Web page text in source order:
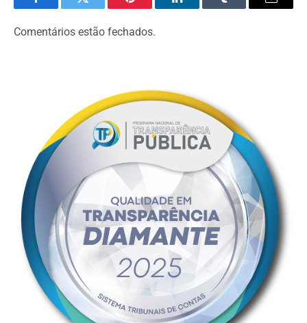
FacebookTwitter Pinterest LinkedInTumblr Email
Comentários estão fechados.